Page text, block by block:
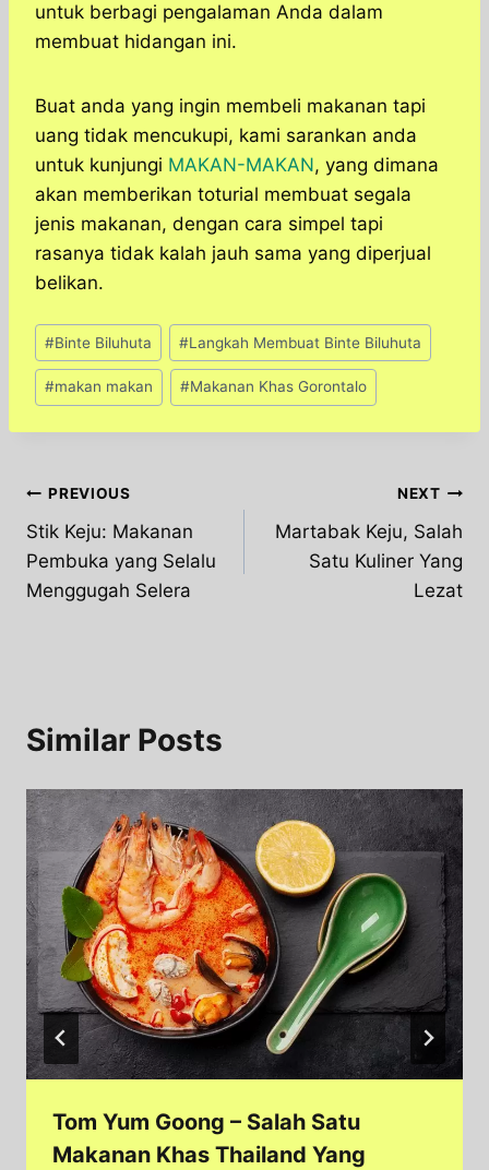
untuk berbagi pengalaman Anda dalam
membuat hidangan ini.
Buat anda yang ingin membeli makanan tapi
uang tidak mencukupi, kami sarankan anda
untuk kunjungi MAKAN-MAKAN, yang dimana
akan memberikan toturial membuat segala
jenis makanan, dengan cara simpel tapi
rasanya tidak kalah jauh sama yang diperjual
belikan.
Post
Tags:
#Binte Biluhuta #Langkah Membuat Binte Biluhuta
#makan makan #Makanan Khas Gorontalo
Post
navigation
PREVIOUS
Stik Keju: Makanan
Pembuka yang Selalu
Menggugah Selera
NEXT
Martabak Keju, Salah
Satu Kuliner Yang
Lezat
Similar Posts
Tom Yum Goong – Salah Satu
Makanan Khas Thailand Yang